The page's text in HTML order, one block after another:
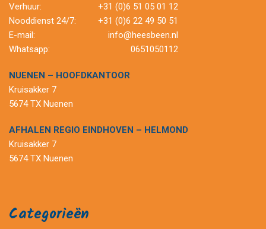
Verhuur:
+31 (0)6 51 05 01 12
Nooddienst 24/7:
+31 (0)6 22 49 50 51
E-mail:
info@heesbeen.nl
Whatsapp:
0651050112
NUENEN – HOOFDKANTOOR
Kruisakker 7
5674 TX Nuenen
AFHALEN REGIO EINDHOVEN – HELMOND
Kruisakker 7
5674 TX Nuenen
Categorieën